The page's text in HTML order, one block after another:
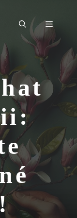
Menu